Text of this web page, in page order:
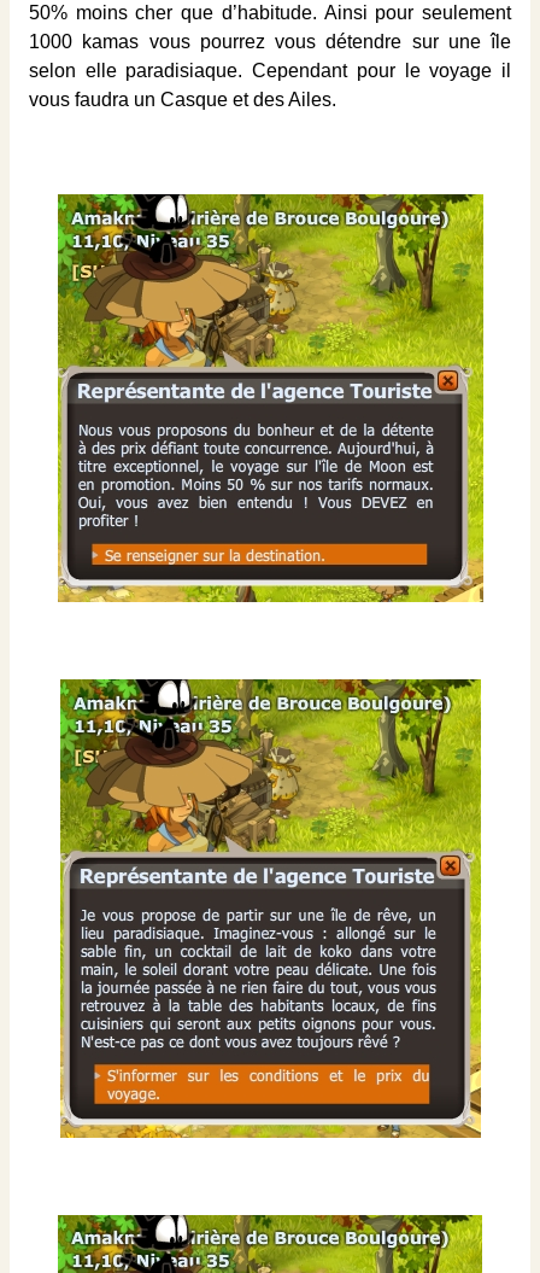
50% moins cher que d’habitude. Ainsi pour seulement
1000 kamas vous pourrez vous détendre sur une île
selon elle paradisiaque. Cependant pour le voyage il
vous faudra un Casque et des Ailes.